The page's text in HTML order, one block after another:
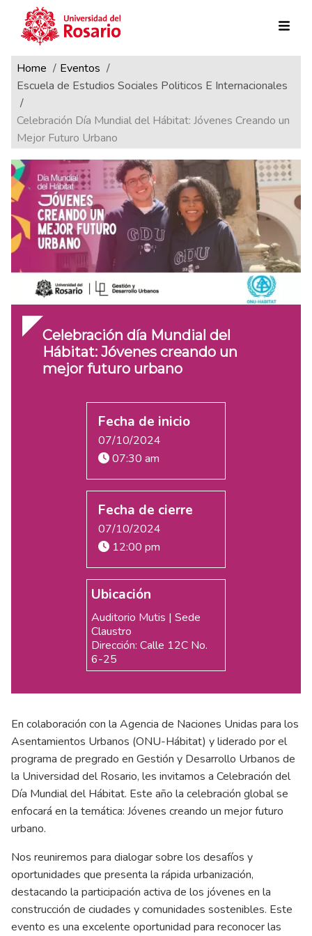
Pasar al contenido principal
Ruta de navegación
Home
Eventos
Escuela de Estudios Sociales Politicos E Internacionales
Celebración Día Mundial del Hábitat: Jóvenes Creando un
Mejor Futuro Urbano
Celebración día Mundial del
Hábitat: Jóvenes creando un
mejor futuro urbano
Fecha de inicio
07/10/2024
07:30 am
Fecha de cierre
07/10/2024
12:00 pm
Ubicación
Auditorio Mutis | Sede
Claustro
Dirección: Calle 12C No.
6-25
En colaboración con la Agencia de Naciones Unidas para los
Asentamientos Urbanos (ONU-Hábitat) y liderado por el
programa de pregrado en Gestión y Desarrollo Urbanos de
la Universidad del Rosario, les invitamos a Celebración del
Día Mundial del Hábitat. Este año la celebración global se
enfocará en la temática: Jóvenes creando un mejor futuro
urbano.
Nos reuniremos para dialogar sobre los desafíos y
oportunidades que presenta la rápida urbanización,
destacando la participación activa de los jóvenes en la
construcción de ciudades y comunidades sostenibles. Este
evento es una excelente oportunidad para reconocer las